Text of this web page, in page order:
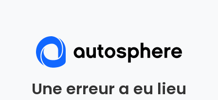
Une erreur a eu lieu